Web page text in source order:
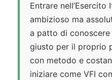
Entrare
ambizioso ma
a patto di
giusto per il proprio
con metodo e
iniziare come VFI